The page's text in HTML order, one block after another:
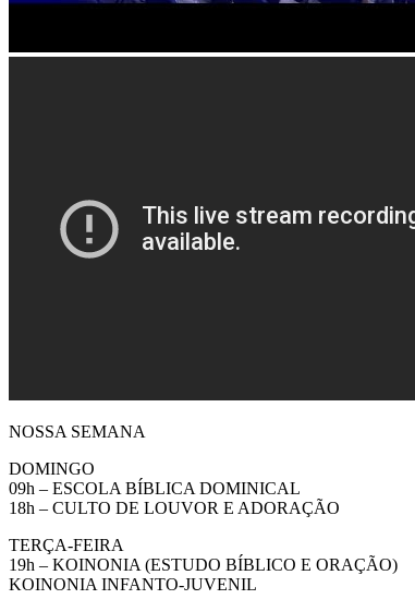
NOSSA SEMANA
DOMINGO
09h – ESCOLA BÍBLICA DOMINICAL
18h – CULTO DE LOUVOR E ADORAÇÃO
TERÇA-FEIRA
19h – KOINONIA (ESTUDO BÍBLICO E ORAÇÃO)
KOINONIA INFANTO-JUVENIL